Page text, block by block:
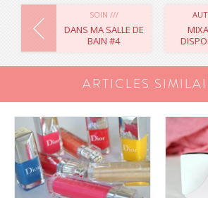
NAVIGATION
DE
L’ARTICLE
SOIN ///
DANS MA SALLE DE
BAIN #4
ARTICLES